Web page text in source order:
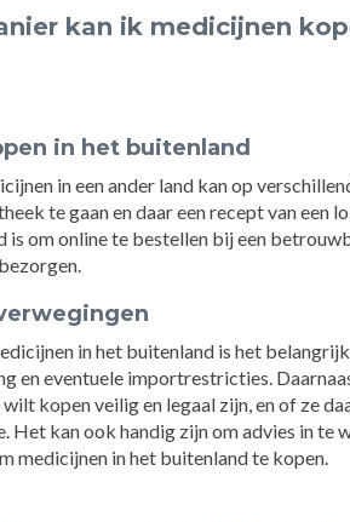
kan ik medicijnen
in het buitenland
in een ander land kan op
te gaan en daar een recept van een
is om online te bestellen bij een
in het buitenland is het
en eventuele importrestricties.
wilt kopen veilig en legaal zijn, en of ze
Het kan ook handig zijn om advies in te
medicijnen in het buitenland te kopen.